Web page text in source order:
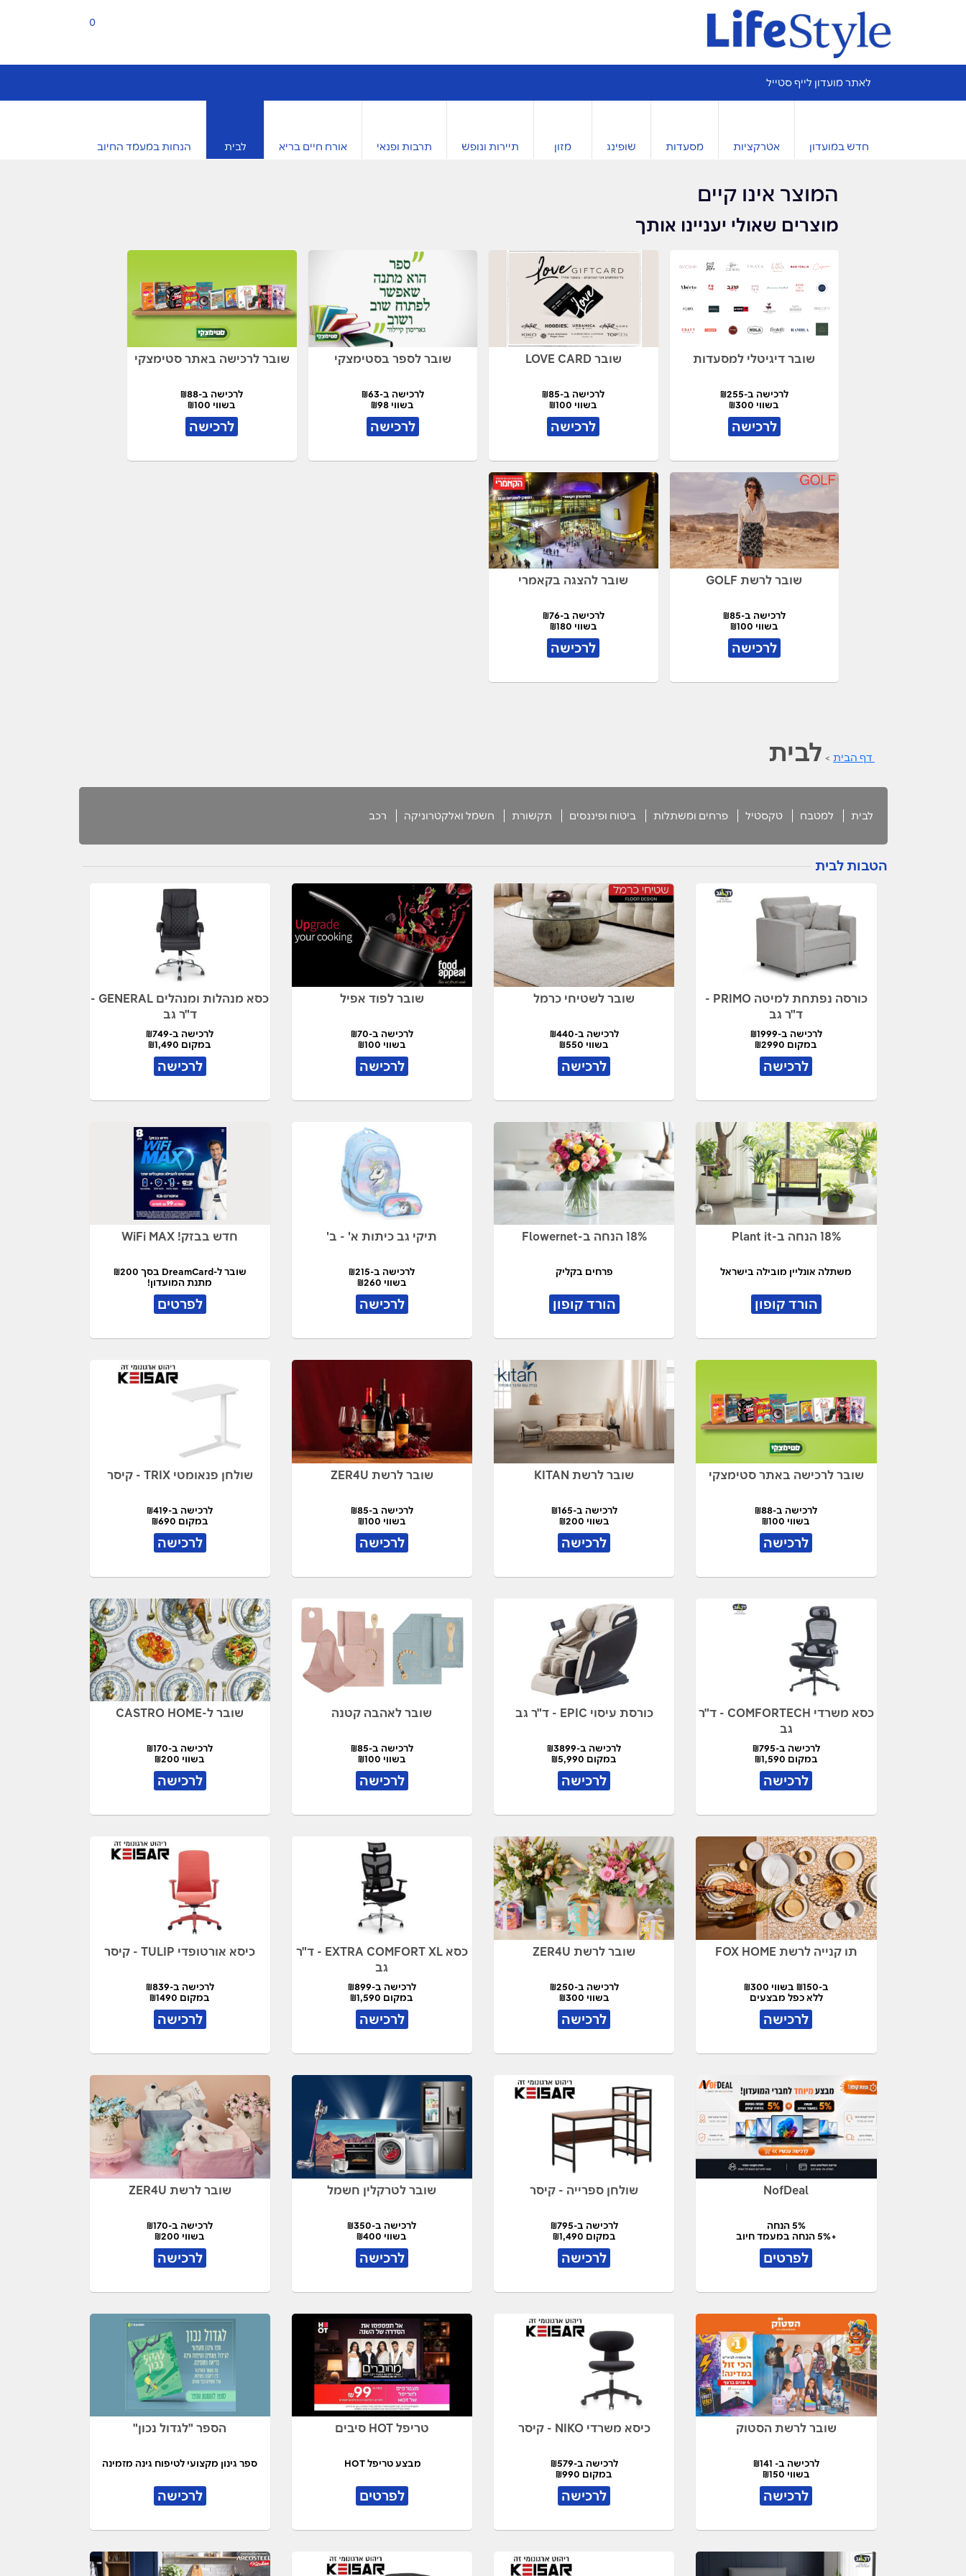
0
לאתר מועדון לייף סטייל
חדש במועדון אטרקציות מסעדות שופינג מזון תיירות ונופש תרבות ופנאי אורח חיים בריא לבית הנחות במעמד החיוב
המוצר אינו קיים
מוצרים שאולי יעניינו אותך
שובר דיגיטלי למסעדות
לרכישה ב-₪255
בשווי ₪300
לרכישה
שובר LOVE CARD
לרכישה ב-₪85
בשווי ₪100
לרכישה
שובר לספר בסטימצקי
לרכישה ב-₪63
בשווי ₪98
לרכישה
שובר לרכישה באתר סטימצקי
לרכישה ב-₪88
בשווי ₪100
לרכישה
שובר לרשת GOLF
לרכישה ב-₪85
בשווי ₪100
לרכישה
שובר להצגה בקאמרי
לרכישה ב-₪76
בשווי ₪180
לרכישה
דף הבית > לבית
לבית למטבח טקסטיל פרחים ומשתלות ביטוח ופיננסים תקשורת חשמל ואלקטרוניקה רכב
הטבות לבית
כורסה נפתחת למיטה PRIMO -
ד"ר גב
לרכישה ב-₪1999
במקום ₪2990
לרכישה
שובר לשטיחי כרמל
לרכישה ב-₪440
בשווי ₪550
לרכישה
שובר לפוד אפיל
לרכישה ב-₪70
בשווי ₪100
לרכישה
כסא מנהלות ומנהלים GENERAL -
ד"ר גב
לרכישה ב-₪749
במקום ₪1,490
לרכישה
18% הנחה ב-Plant it
משתלה אונליין מובילה בישראל
הורד קופון
18% הנחה ב-Flowernet
פרחים בקליק
הורד קופון
תיקי גב כיתות א' - ב'
לרכישה ב-₪215
בשווי ₪260
לרכישה
חדש בבזק! WiFi MAX
שובר ל-DreamCard בסך ₪200
מתנת המועדון!
לפרטים
שובר לרכישה באתר סטימצקי
לרכישה ב-₪88
בשווי ₪100
לרכישה
שובר לרשת KITAN
לרכישה ב-₪165
בשווי ₪200
לרכישה
שובר לרשת ZER4U
לרכישה ב-₪85
בשווי ₪100
לרכישה
שולחן פנאומטי TRIX - קיסר
לרכישה ב-₪419
במקום ₪690
לרכישה
כסא משרדי COMFORTECH - ד"ר
גב
לרכישה ב-₪795
במקום ₪1,590
לרכישה
כורסת עיסוי EPIC - ד"ר גב
לרכישה ב-₪3899
במקום ₪5,990
לרכישה
שובר לאהבה קטנה
לרכישה ב-₪85
בשווי ₪100
לרכישה
שובר ל-CASTRO HOME
לרכישה ב-₪170
בשווי ₪200
לרכישה
תו קנייה לרשת FOX HOME
ב-₪150 בשווי ₪300
ללא כפל מבצעים
לרכישה
שובר לרשת ZER4U
לרכישה ב-₪250
בשווי ₪300
לרכישה
כסא EXTRA COMFORT XL - ד"ר
גב
לרכישה ב-₪899
במקום ₪1,590
לרכישה
כיסא אורטופדי TULIP - קיסר
לרכישה ב-₪839
במקום ₪1490
לרכישה
NofDeal
5% הנחה
+5% הנחה במעמד חיוב
לפרטים
שולחן ספרייה - קיסר
לרכישה ב-₪795
במקום ₪1,490
לרכישה
שובר לטרקלין חשמל
לרכישה ב-₪350
בשווי ₪400
לרכישה
שובר לרשת ZER4U
לרכישה ב-₪170
בשווי ₪200
לרכישה
שובר לרשת הסטוק
לרכישה ב- ₪141
בשווי ₪150
לרכישה
כיסא משרדי NIKO - קיסר
לרכישה ב-₪579
במקום ₪990
לרכישה
טריפל HOT סיבים
מבצע טריפל HOT
לפרטים
הספר "לגדול נכון"
ספר גינון מקצועי לטיפוח גינה מזמינה
לרכישה